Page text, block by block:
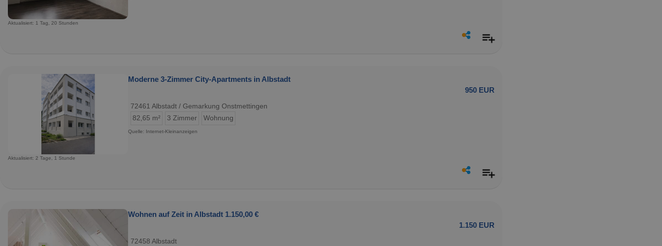
Aktualisiert: 1 Tag, 20 Stunden
Moderne 3-Zimmer City-Apartments in Albstadt
950 EUR
72461 Albstadt / Gemarkung Onstmettingen
82,65 m²
3 Zimmer Wohnung
Quelle: Internet-Kleinanzeigen
Aktualisiert: 2 Tage, 1 Stunde
Wohnen auf Zeit in Albstadt 1.150,00 €
1.150 EUR
72458 Albstadt